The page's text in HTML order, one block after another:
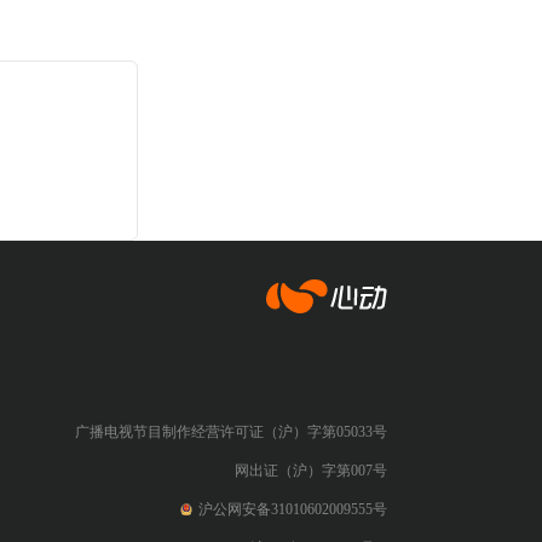
广播电视节目制作经营许可证（沪）字第05033号
网出证（沪）字第007号
沪公网安备31010602009555号
心动网络